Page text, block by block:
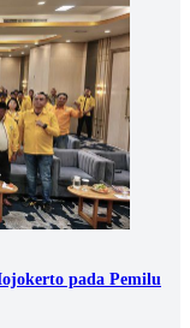
pada Pemilu